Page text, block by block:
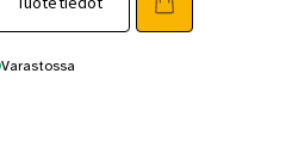
Varastossa